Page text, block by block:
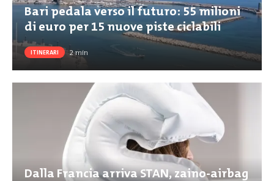
Bari pedala verso il futuro: 55 milioni
di euro per 15 nuove piste ciclabili
ITINERARI 2min
Dalla Francia arriva STAN, zaino-airbag